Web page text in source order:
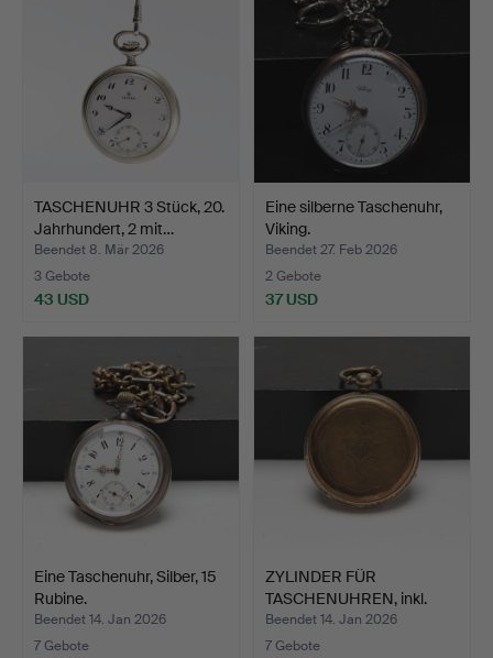
TASCHENUHR 3 Stück, 20.
Jahrhundert, 2 mit…
Beendet 8. Mär 2026
3 Gebote
43 USD
Eine silberne Taschenuhr,
Viking.
Beendet 27. Feb 2026
2 Gebote
37 USD
Eine Taschenuhr, Silber, 15
Rubine.
Beendet 14. Jan 2026
7 Gebote
ZYLINDER FÜR
TASCHENUHREN, inkl.
Kompass. …
Beendet 14. Jan 2026
7 Gebote